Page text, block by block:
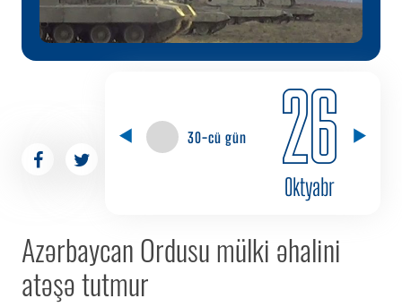
30-cü gün 26
Oktyabr
Azərbaycan Ordusu mülki əhalini
atəşə tutmur